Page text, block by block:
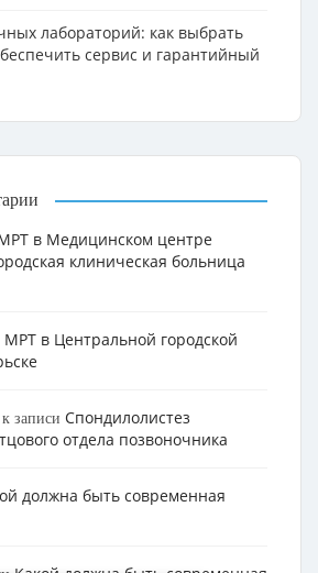
лабораторий: как выбрать
сервис и гарантийный
в Медицинском центре
клиническая больница
МРТ в Центральной городской
к записи Cпондилолистез
отдела позвоночника
должна быть современная